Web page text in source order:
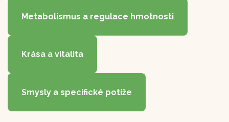
Metabolismus a regulace hmotnosti
Krása a vitalita
Smysly a specifické potíže